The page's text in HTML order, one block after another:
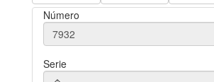
Número
Serie